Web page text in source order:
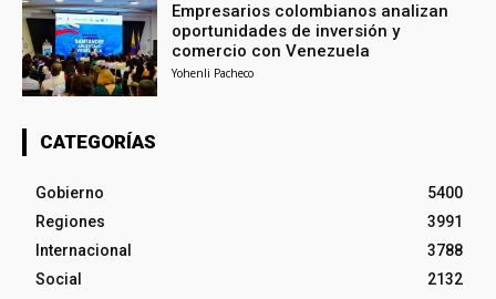
Empresarios colombianos analizan
oportunidades de inversión y
comercio con Venezuela
Yohenli Pacheco
CATEGORÍAS
Gobierno
5400
Regiones
3991
Internacional
3788
Social
2132